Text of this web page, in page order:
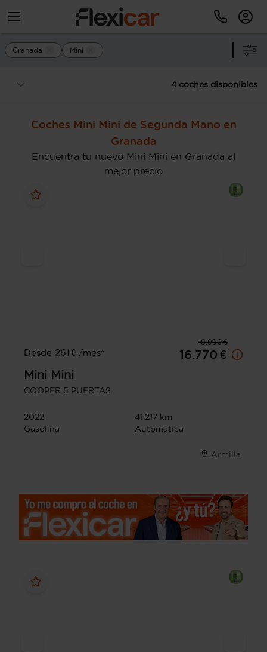
Granada Mini
4 coches disponibles
Coches Mini Mini de Segunda Mano en
Granada
Encuentra tu nuevo Mini Mini en Granada al
mejor precio
18.990 €
Desde 261 € /mes*
16.770 €
Mini Mini
COOPER 5 PUERTAS
2022
41.217 km
Gasolina
Automática
Armilla